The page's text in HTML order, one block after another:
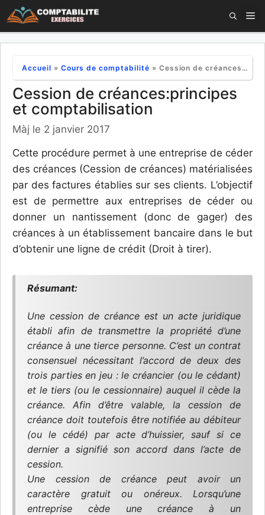
Aller
au
Accueil » Cours de comptabilité » Cession de créances:principes et comptabilisation
Cession de créances:principes
et comptabilisation
Màj le 2 janvier 2017
Cette procédure permet à une entreprise de céder
des créances (Cession de créances) matérialisées
par des factures établies sur ses clients. L’objectif
est de permettre aux entreprises de céder ou
donner un nantissement (donc de gager) des
créances à un établissement bancaire dans le but
d’obtenir une ligne de crédit (Droit à tirer).
Résumant:
Une cession de créance est un acte juridique
établi afin de transmettre la propriété d’une
créance à une tierce personne. C’est un contrat
consensuel nécessitant l’accord de deux des
trois parties en jeu : le créancier (ou le cédant)
et le tiers (ou le cessionnaire) auquel il cède la
créance. Afin d’être valable, la cession de
créance doit toutefois être notifiée au débiteur
(ou le cédé) par acte d’huissier, sauf si ce
dernier a signifié son accord dans l’acte de
cession.
Une cession de créance peut avoir un
caractère gratuit ou onéreux. Lorsqu’une
entreprise cède une créance à un